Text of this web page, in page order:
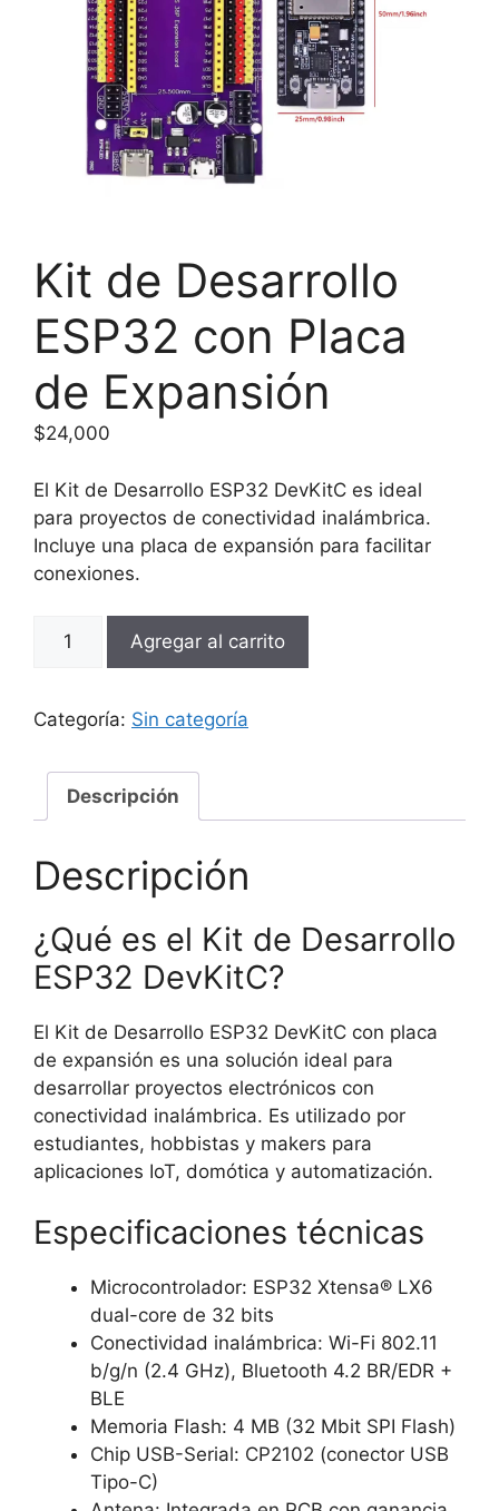
Kit de Desarrollo
ESP32 con Placa
de Expansión
$24,000
El Kit de Desarrollo ESP32 DevKitC es ideal
para proyectos de conectividad inalámbrica.
Incluye una placa de expansión para facilitar
conexiones.
ESP32
Placa
Expansión
Agregar al carrito
Categoría: Sin categoría
Descripción
Descripción
¿Qué es el Kit de Desarrollo
ESP32 DevKitC?
El Kit de Desarrollo ESP32 DevKitC con placa
de expansión es una solución ideal para
desarrollar proyectos electrónicos con
conectividad inalámbrica. Es utilizado por
estudiantes, hobbistas y makers para
aplicaciones IoT, domótica y automatización.
Especificaciones técnicas
Microcontrolador: ESP32 Xtensa® LX6
dual-core de 32 bits
Conectividad inalámbrica: Wi-Fi 802.11
b/g/n (2.4 GHz), Bluetooth 4.2 BR/EDR +
BLE
Memoria Flash: 4 MB (32 Mbit SPI Flash)
Chip USB-Serial: CP2102 (conector USB
Tipo-C)